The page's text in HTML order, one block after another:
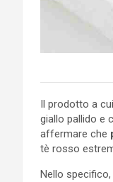
Il prodotto a
giallo pallido e
affermare che
tè rosso
Nello specifico,